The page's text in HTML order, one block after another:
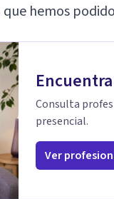
que hemos
Consulta
presencial.
Ver